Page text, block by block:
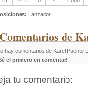
Lanzador
de
hay comentarios de Karel Puente
el primero en comentar!
tu comentario: